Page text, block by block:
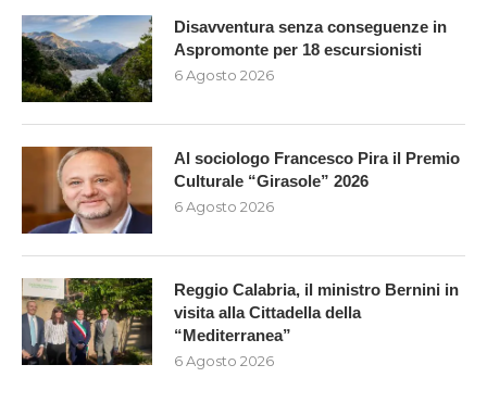
Disavventura senza conseguenze in
Aspromonte per 18 escursionisti
6 Agosto 2026
Al sociologo Francesco Pira il Premio
Culturale “Girasole” 2026
6 Agosto 2026
Reggio Calabria, il ministro Bernini in
visita alla Cittadella della
“Mediterranea”
6 Agosto 2026